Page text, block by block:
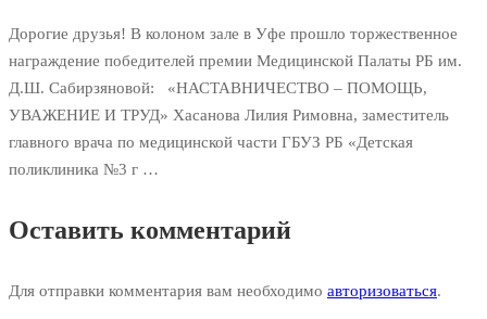
Дорогие друзья! В колоном зале в Уфе прошло торжественное
награждение победителей премии Медицинской Палаты РБ им.
Д.Ш. Сабирзяновой: «НАСТАВНИЧЕСТВО – ПОМОЩЬ,
УВАЖЕНИЕ И ТРУД» Хасанова Лилия Римовна, заместитель
главного врача по медицинской части ГБУЗ РБ «Детская
поликлиника №3 г …
Оставить комментарий
Для отправки комментария вам необходимо авторизоваться.